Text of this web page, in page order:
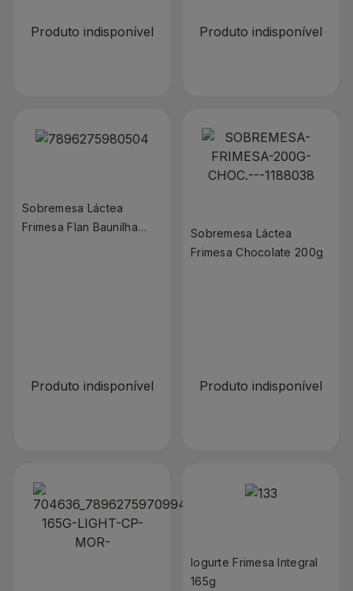
Produto indisponível Produto indisponível
Sobremesa Láctea
Frimesa Flan Baunilha
Produto indisponível
Sobremesa Láctea
Frimesa Chocolate 200g
Produto indisponível
Iogurte Frimesa Integral
165g